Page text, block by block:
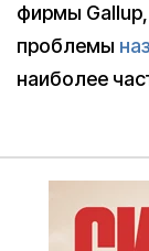
фирмы
проблемы
наиболее